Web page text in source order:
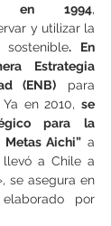
en 1994,
y utilizar la
. En
Estrategia
(ENB) para
en 2010, se
para la
Aichi” a
llevó a Chile a
se asegura en
por